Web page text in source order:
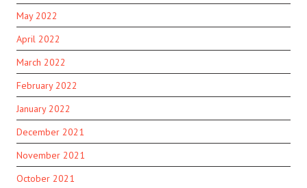
May 2022
April 2022
March 2022
February 2022
January 2022
December 2021
November 2021
October 2021